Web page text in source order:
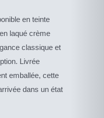
en teinte
laqué crème
classique et
Livrée
emballée, cette
dans un état